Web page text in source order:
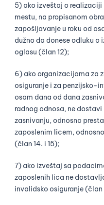
5) ako izveštaj o
mestu, na propisanom
zapošljavanje u roku od
dužno da donese odluku o
oglasu (član 12);
6) ako organizacijama za
osiguranje i za penzijsko-
osam dana od dana
radnog odnosa, ne
zasnivanju, odnosno
zaposlenim licem,
(član 14. i 15);
7) ako izveštaj sa
zaposlenih lica ne
invalidsko osiguranje